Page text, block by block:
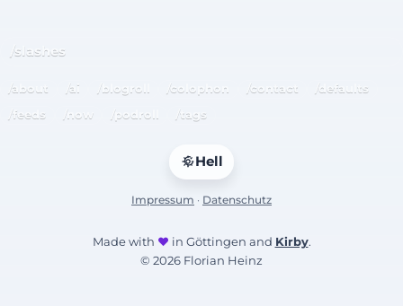
/slashes
/about /ai /blogroll /colophon /contact
/defaults
/feeds
/now /podroll /tags
Hell
Impressum · Datenschutz
Made with ♥ in Göttingen and Kirby.
© 2026 Florian Heinz